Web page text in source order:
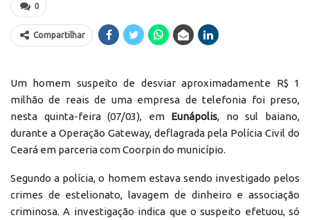
0
Compartilhar
Um homem suspeito de desviar aproximadamente R$ 1
milhão de reais de uma empresa de telefonia foi preso,
nesta quinta-feira (07/03), em Eunápolis, no sul baiano,
durante a Operação Gateway, deflagrada pela Polícia Civil do
Ceará em parceria com Coorpin do município.
Segundo a polícia, o homem estava sendo investigado pelos
crimes de estelionato, lavagem de dinheiro e associação
criminosa. A investigação indica que o suspeito efetuou, só